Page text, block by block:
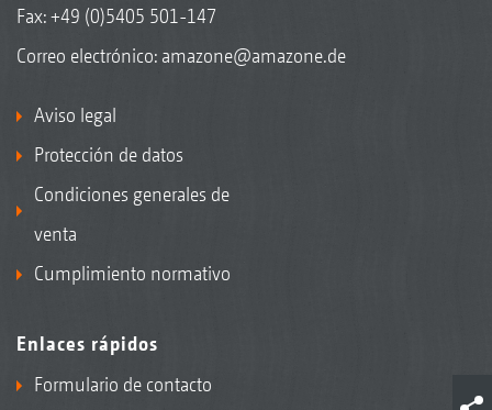
Fax: +49 (0)5405 501-147
Correo electrónico: amazone@amazone.de
Aviso legal
Protección de datos
Condiciones generales de
venta
Cumplimiento normativo
Enlaces rápidos
Formulario de contacto